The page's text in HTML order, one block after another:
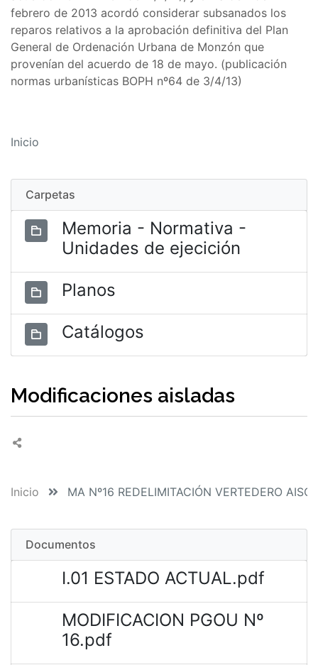
febrero de 2013 acordó considerar subsanados los
reparos relativos a la aprobación definitiva del Plan
General de Ordenación Urbana de Monzón que
provenían del acuerdo de 18 de mayo. (publicación
normas urbanísticas BOPH nº64 de 3/4/13)
Inicio
Carpetas
Memoria - Normativa -
Unidades de ejecición
Planos
Catálogos
Modificaciones aisladas
Inicio MA Nº16 REDELIMITACIÓN VERTEDERO
Documentos
I.01 ESTADO ACTUAL.pdf
MODIFICACION PGOU Nº
16.pdf